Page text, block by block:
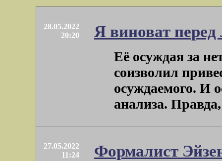
28.05.2022
20:20
Я виноват
Её осуждая за
соизволил
осуждаемого. И
анализа.
27.05.2022
11:24
Формалист